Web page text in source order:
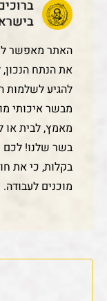
האתר מאפשר
את הנתח הנכון,
להגיע לשלמות
מבשר איכותי
מאמץ, לבית או
בשר שלנו! לכם
בקלות, כי את
מוכנים לעבודה.